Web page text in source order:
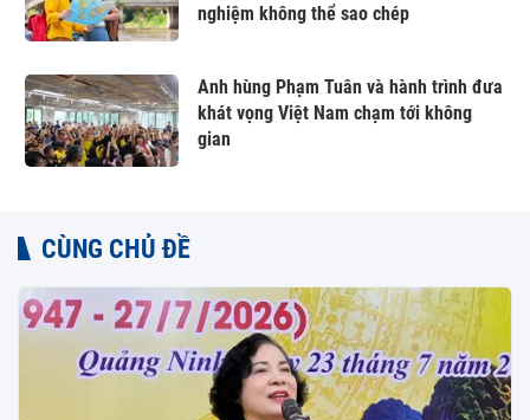
nghiệm không thể sao chép
Anh hùng Phạm Tuân và hành trình đưa
khát vọng Việt Nam chạm tới không
gian
CÙNG CHỦ ĐỀ